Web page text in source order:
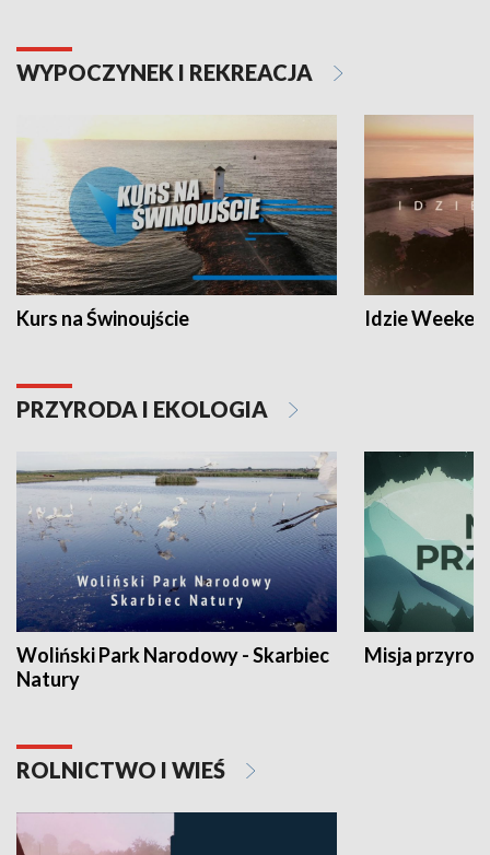
WYPOCZYNEK I REKREACJA
Kurs na Świnoujście Idzie
PRZYRODA I EKOLOGIA
Woliński Park Narodowy - Skarbiec
Natury
Misja
ROLNICTWO I WIEŚ